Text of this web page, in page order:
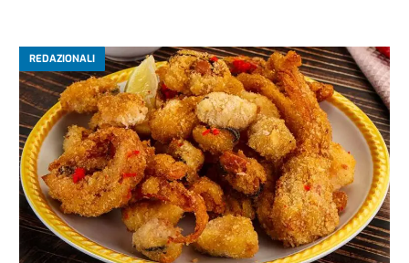
REDAZIONALI